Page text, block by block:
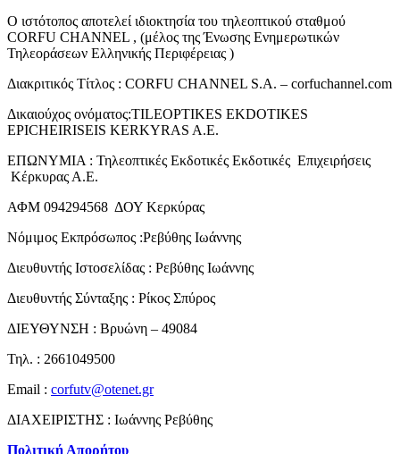
Ο ιστότοπος αποτελεί ιδιοκτησία του τηλεοπτικού σταθμού
CORFU CHANNEL , (μέλος της Ένωσης Ενημερωτικών
Τηλεοράσεων Ελληνικής Περιφέρειας )
Διακριτικός Τίτλος : CORFU CHANNEL S.A. – corfuchannel.com
Δικαιούχος ονόματος:TILEOPTIKES EKDOTIKES
EPICHEIRISEIS KERKYRAS A.E.
ΕΠΩΝΥΜΙΑ : Τηλεοπτικές Εκδοτικές Εκδοτικές Επιχειρήσεις
Κέρκυρας Α.Ε.
ΑΦΜ 094294568 ΔΟΥ Κερκύρας
Νόμιμος Εκπρόσωπος :Ρεβύθης Ιωάννης
Διευθυντής Ιστοσελίδας : Ρεβύθης Ιωάννης
Διευθυντής Σύνταξης : Ρίκος Σπύρος
ΔΙΕΥΘΥΝΣΗ : Βρυώνη – 49084
Τηλ. : 2661049500
Email : corfutv@otenet.gr
ΔΙΑΧΕΙΡΙΣΤΗΣ : Ιωάννης Ρεβύθης
Πολιτική Απορήτου